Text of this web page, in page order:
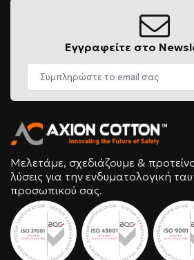
Εγγραφείτε στο
Μελετάμε, σχεδιάζουμε &
λύσεις για την ενδυματολογική
προσωπικού σας.